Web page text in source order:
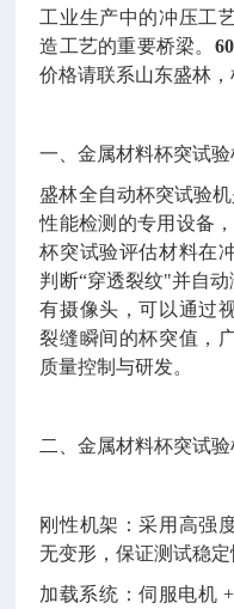
工业生产中的冲压工
造工艺的重要桥梁。
价格请联系山东盛林
一、金属材料杯突试验
盛林全自动杯突试验
性能检测的专用设备，
杯突试验评估材料在
判断“穿透裂纹"并自
有摄像头，可以通过
裂缝瞬间的杯突值，
质量控制与研发。
二、金属材料杯突试验
刚性机架：采用高强
无变形，保证测试稳定
加载系统：伺服电机